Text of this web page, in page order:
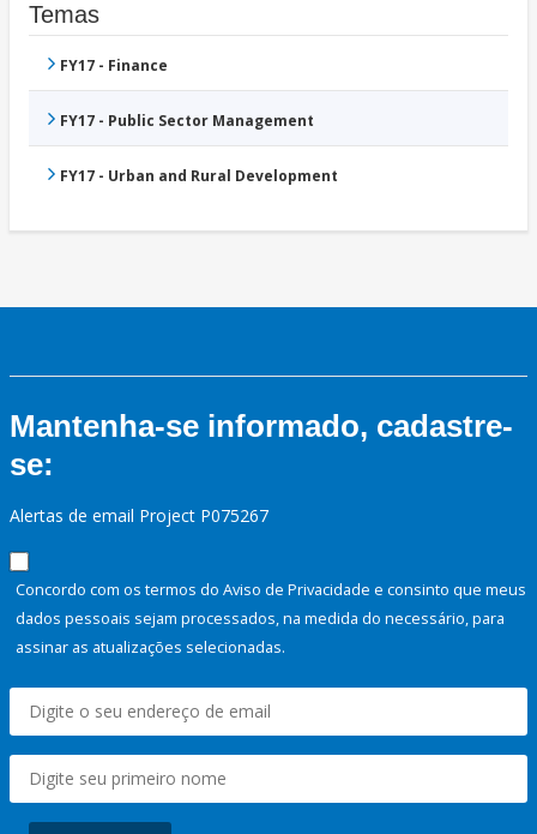
Temas
FY17 - Finance
FY17 - Public Sector Management
FY17 - Urban and Rural Development
Mantenha-se informado, cadastre-
se:
Alertas de email Project P075267
Concordo com os termos do Aviso de Privacidade e consinto que meus
dados pessoais sejam processados, na medida do necessário, para
assinar as atualizações selecionadas.